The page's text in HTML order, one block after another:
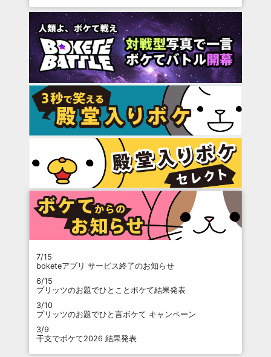
7/15
boketeアプリ サービス終了のお知らせ
6/15
プリッツのお題でひとことボケて結果発表
3/10
プリッツのお題でひと言ボケて キャンペーン
3/9
干支でボケて2026 結果発表